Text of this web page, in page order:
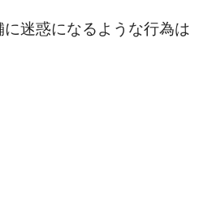
迷惑になるような行為は